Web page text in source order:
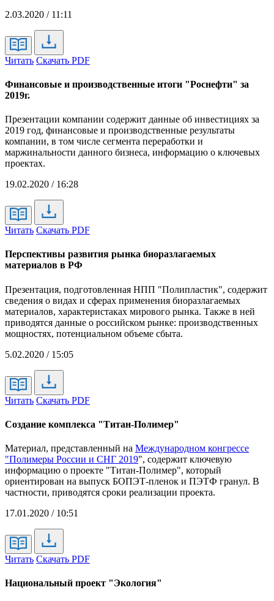
2.03.2020 / 11:11
Читать Скачать PDF
Финансовые и производственные итоги "Роснефти" за
2019г.
Презентации компании содержит данные об инвестициях за
2019 год, финансовые и производственные результаты
компании, в том числе сегмента переработки и
маржинальности данного бизнеса, информацию о ключевых
проектах.
19.02.2020 / 16:28
Читать Скачать PDF
Перспективы развития рынка биоразлагаемых
материалов в РФ
Презентация, подготовленная НПП "Полипластик", содержит
сведения о видах и сферах применения биоразлагаемых
материалов, характеристаках мирового рынка. Также в ней
приводятся данные о российском рынке: производственных
мощностях, потенциальном объеме сбыта.
5.02.2020 / 15:05
Читать Скачать PDF
Создание комплекса "Титан-Полимер"
Материал, представленный на Международном конгрессе
"Полимеры России и СНГ 2019", содержит ключевую
информацию о проекте "Титан-Полимер", который
ориентирован на выпуск БОПЭТ-пленок и ПЭТФ гранул. В
частности, приводятся сроки реализации проекта.
17.01.2020 / 10:51
Читать Скачать PDF
Национальный проект "Экология"